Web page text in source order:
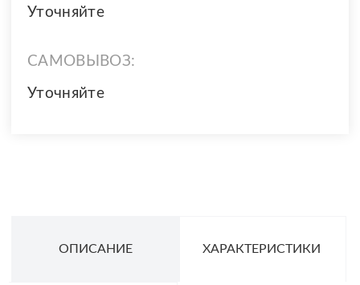
Уточняйте
САМОВЫВОЗ:
Уточняйте
ОПИСАНИЕ ХАРАКТЕРИСТИКИ